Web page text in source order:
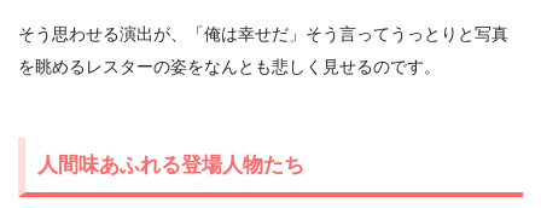
そう思わせる演出が、「俺は幸せだ」そう言ってうっとりと写真
を眺めるレスターの姿をなんとも悲しく見せるのです。
人間味あふれる登場人物たち